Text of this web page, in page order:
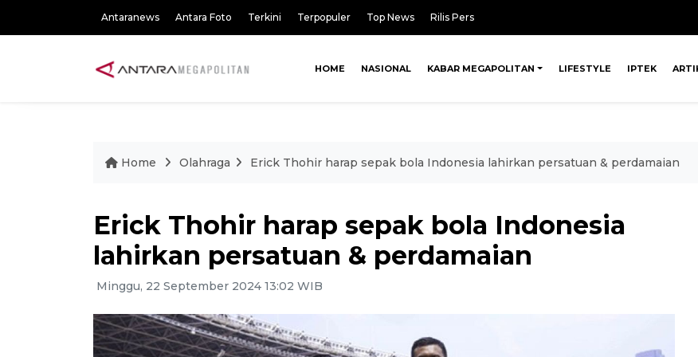
Antaranews Antara Foto Terkini Terpopuler Top News Rilis Pers
HOME NASIONAL KABAR MEGAPOLITAN LIFESTYLE IPTEK
Home Olahraga Erick Thohir harap sepak bola Indonesia lahirkan persatuan & perdamaian
Erick Thohir harap sepak bola Indonesia
lahirkan persatuan & perdamaian
Minggu, 22 September 2024 13:02 WIB